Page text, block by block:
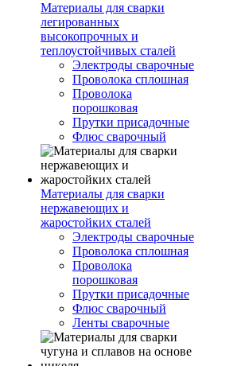
Материалы для сварки
легированных
высокопрочных и
теплоустойчивых сталей
Электроды сварочные
Проволока сплошная
Проволока
порошковая
Прутки присадочные
Флюс сварочный
Материалы для сварки
нержавеющих и
жаростойких сталей
Электроды сварочные
Проволока сплошная
Проволока
порошковая
Прутки присадочные
Флюс сварочный
Ленты сварочные